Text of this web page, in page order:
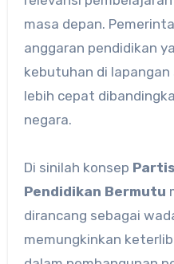
masa depan.
anggaran pendidikan
kebutuhan di
lebih cepat
negara.
Di sinilah konsep
Pendidikan Bermutu
dirancang sebagai
memungkinkan